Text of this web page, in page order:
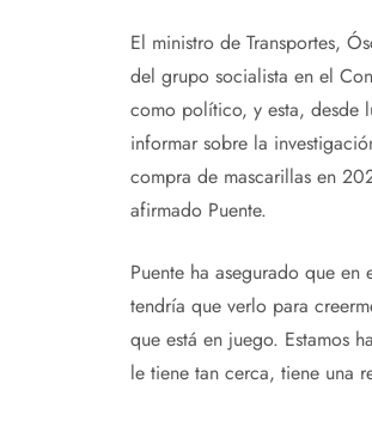
El ministro de Transportes,
del grupo socialista en el
como político, y esta, desde
informar sobre la
compra de mascarillas en
afirmado Puente.
Puente ha asegurado que
tendría que verlo para
que está en juego. Estamos
le tiene tan cerca, tiene una